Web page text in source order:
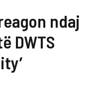
ndaj
DWTS